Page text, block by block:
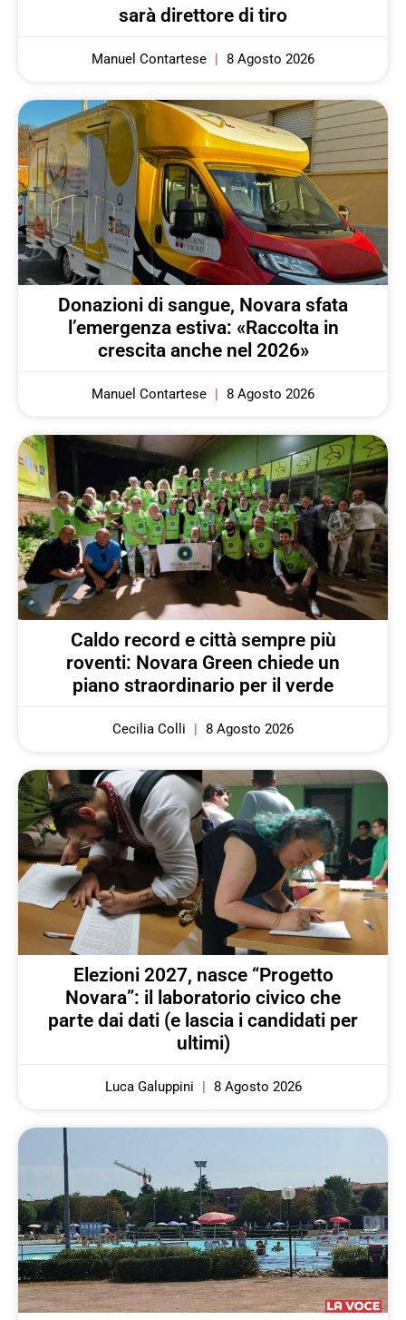
sarà direttore di tiro
Manuel Contartese 8 Agosto 2026
Donazioni di sangue, Novara sfata
l’emergenza estiva: «Raccolta in
crescita anche nel 2026»
Manuel Contartese 8 Agosto 2026
Caldo record e città sempre più
roventi: Novara Green chiede un
piano straordinario per il verde
Cecilia Colli 8 Agosto 2026
Elezioni 2027, nasce “Progetto
Novara”: il laboratorio civico che
parte dai dati (e lascia i candidati per
ultimi)
Luca Galuppini 8 Agosto 2026